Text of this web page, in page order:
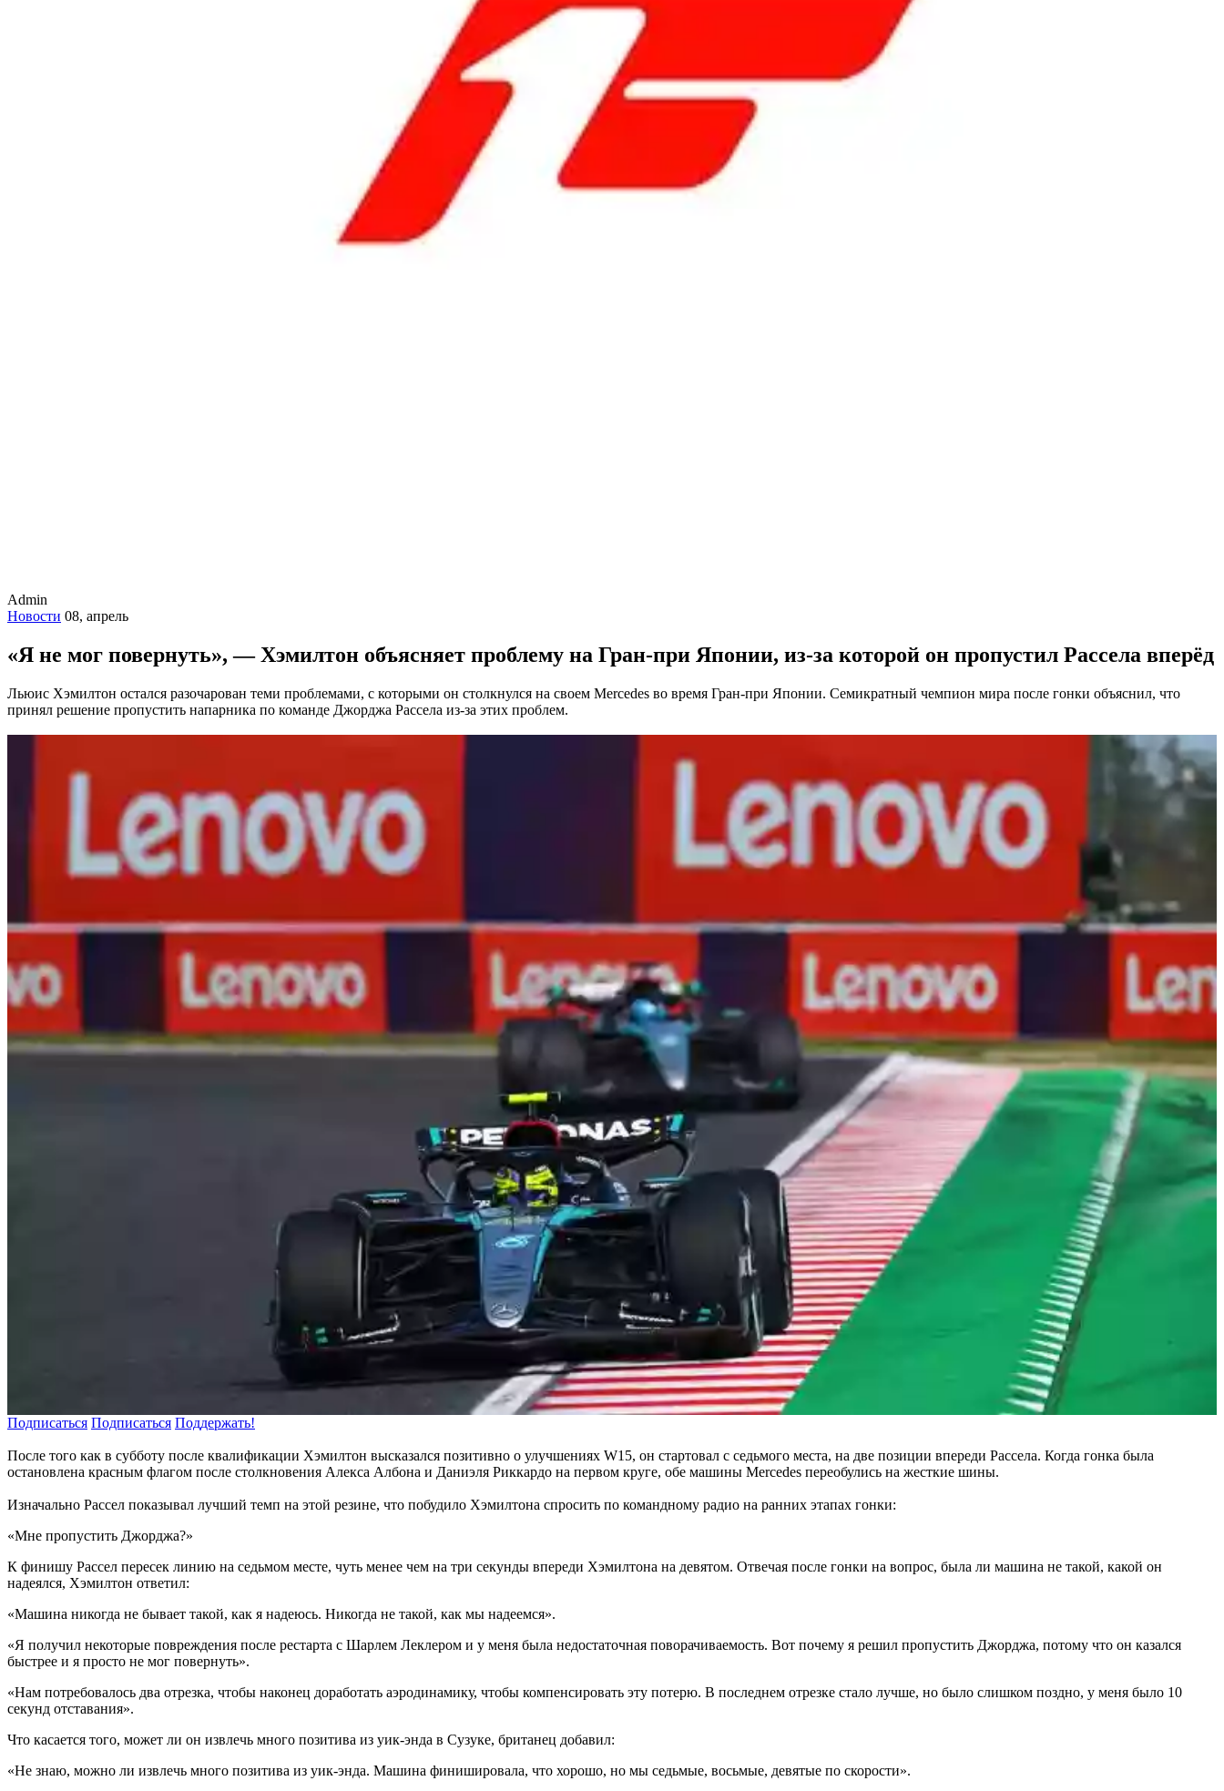
Admin
Новости 08, апрель
«Я не мог повернуть», — Хэмилтон объясняет проблему на Гран-при Японии, из-за которой он пропустил Рассела вперёд
Льюис Хэмилтон остался разочарован теми проблемами, с которыми он столкнулся на своем Mercedes во время Гран-при Японии. Семикратный чемпион мира после гонки объяснил, что
принял решение пропустить напарника по команде Джорджа Рассела из-за этих проблем.
Подписаться Подписаться Поддержать!
После того как в субботу после квалификации Хэмилтон высказался позитивно о улучшениях W15, он стартовал с седьмого места, на две позиции впереди Рассела. Когда гонка была
остановлена красным флагом после столкновения Алекса Албона и Даниэля Риккардо на первом круге, обе машины Mercedes переобулись на жесткие шины.
Изначально Рассел показывал лучший темп на этой резине, что побудило Хэмилтона спросить по командному радио на ранних этапах гонки:
«Мне пропустить Джорджа?»
К финишу Рассел пересек линию на седьмом месте, чуть менее чем на три секунды впереди Хэмилтона на девятом. Отвечая после гонки на вопрос, была ли машина не такой, какой он
надеялся, Хэмилтон ответил:
«Машина никогда не бывает такой, как я надеюсь. Никогда не такой, как мы надеемся».
«Я получил некоторые повреждения после рестарта с Шарлем Леклером и у меня была недостаточная поворачиваемость. Вот почему я решил пропустить Джорджа, потому что он казался
быстрее и я просто не мог повернуть».
«Нам потребовалось два отрезка, чтобы наконец доработать аэродинамику, чтобы компенсировать эту потерю. В последнем отрезке стало лучше, но было слишком поздно, у меня было 10
секунд отставания».
Что касается того, может ли он извлечь много позитива из уик-энда в Сузуке, британец добавил:
«Не знаю, можно ли извлечь много позитива из уик-энда. Машина финишировала, что хорошо, но мы седьмые, восьмые, девятые по скорости».